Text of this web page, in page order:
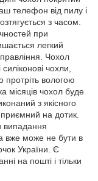
телефон від пилу і
з часом.
при
легкий
Чохол
чохли,
протріть вологою
місяців чохол буде
з якісного
на дотик.
випадання
вже може не бути в
України. Є
на пошті і тільки